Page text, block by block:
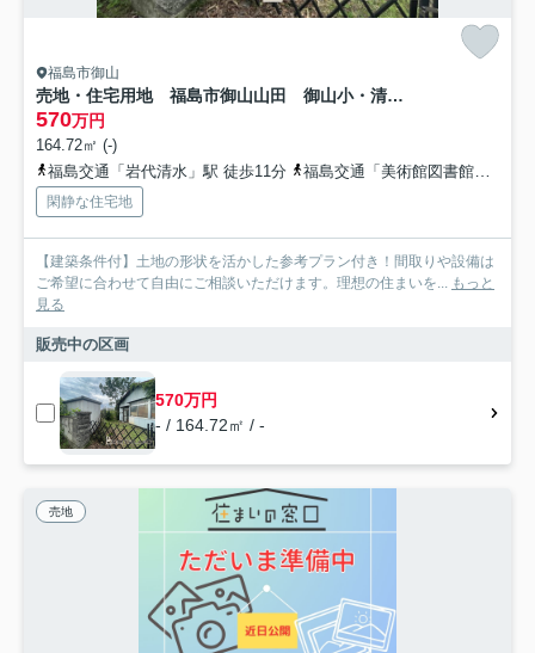
福島市御山
売地・住宅用地 福島市御山山田 御山小・清水中
570万円
164.72㎡ (-)
福島交通「岩代清水」駅 徒歩11分
福島交通「美術館図書館前」駅 徒歩12分
閑静な住宅地
【建築条件付】土地の形状を活かした参考プラン付き！間取りや設備は
ご希望に合わせて自由にご相談いただけます。理想の住まいを... もっと
見る
販売中の区画
570万円
- / 164.72㎡ / -
売地